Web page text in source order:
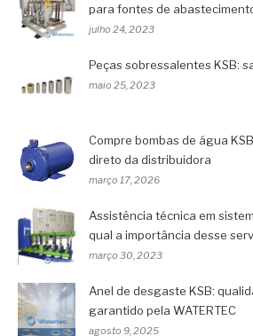
para fontes de
julho 24, 2023
Peças sobressalentes KSB:
maio 25, 2023
Compre bombas de água
direto da distribuidora
março 17, 2026
Assistência técnica em
qual a importância desse
março 30, 2023
Anel de desgaste KSB:
garantido pela WATERTEC
agosto 9, 2025